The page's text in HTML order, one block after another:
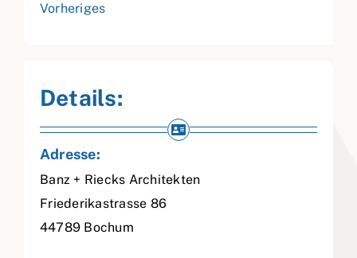
Vorheriges
Details:
Adresse:
Banz + Riecks Architekten
Friederikastrasse 86
44789 Bochum